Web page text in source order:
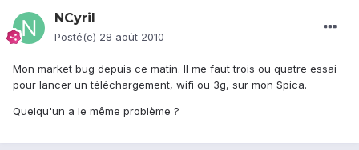
NCyril
Posté(e) 28 août 2010
Mon market bug depuis ce matin. Il me faut trois ou quatre essai
pour lancer un téléchargement, wifi ou 3g, sur mon Spica.
Quelqu'un a le même problème ?